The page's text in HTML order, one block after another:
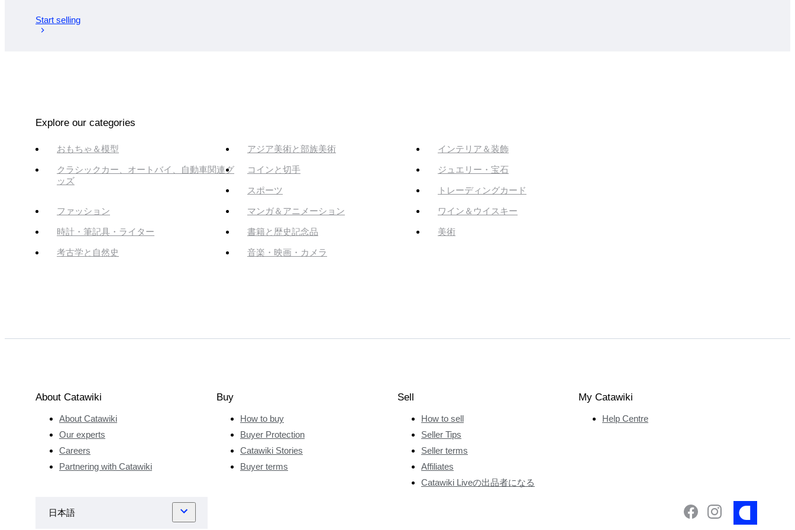
Start selling
Explore our categories
おもちゃ＆模型 アジア美術と部族美術 インテリア＆装飾
クラシックカー、オートバイ、自動車関連グ
ッズ
コインと切手 ジュエリー・宝石
スポーツ トレーディングカード
ファッション マンガ＆アニメーション ワイン＆ウイスキー
時計・筆記具・ライター 書籍と歴史記念品 美術
考古学と自然史 音楽・映画・カメラ
About Catawiki
About Catawiki
Our experts
Careers
Partnering with Catawiki
Buy
How to buy
Buyer Protection
Catawiki Stories
Buyer terms
Sell
How to sell
Seller Tips
Seller terms
Affiliates
Catawiki Liveの出品者になる
My Catawiki
Help Centre